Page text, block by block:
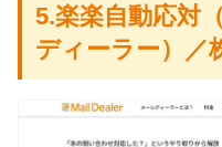
5.楽楽自動応対
ディーラー）／